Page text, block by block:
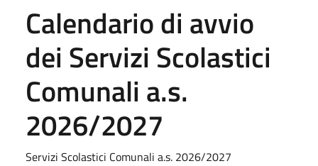
Calendario di avvio
dei Servizi Scolastici
Comunali a.s.
2026/2027
Servizi Scolastici Comunali a.s. 2026/2027